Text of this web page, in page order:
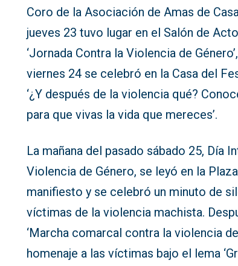
Coro de la Asociación de Amas de
jueves 23 tuvo lugar en el Salón de
‘Jornada Contra la Violencia de
viernes 24 se celebró en la Casa del
‘¿Y después de la violencia qué?
para que vivas la vida que mereces’.
La mañana del pasado sábado 25, Día
Violencia de Género, se leyó en la
manifiesto y se celebró un minuto de
víctimas de la violencia machista.
‘Marcha comarcal contra la violencia
homenaje a las víctimas bajo el lema